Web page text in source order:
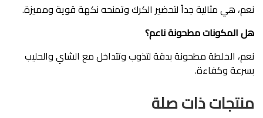
نعم، هي مثالية جداً لتحضير الكرك وتمنحه نكهة قوية ومميزة.
هل المكونات مطحونة ناعم؟
نعم، الخلطة مطحونة بدقة لتذوب وتتداخل مع الشاي والحليب
بسرعة وكفاءة.
منتجات ذات صلة